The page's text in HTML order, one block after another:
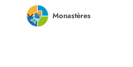
Monastères